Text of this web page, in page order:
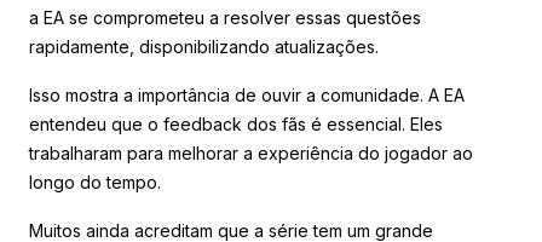
a EA se comprometeu a resolver essas questões
rapidamente, disponibilizando atualizações.
Isso mostra a importância de ouvir a comunidade. A EA
entendeu que o feedback dos fãs é essencial. Eles
trabalharam para melhorar a experiência do jogador ao
longo do tempo.
Muitos ainda acreditam que a série tem um grande